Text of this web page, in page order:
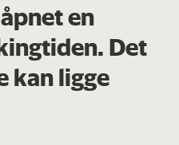
en
Det
kan ligge